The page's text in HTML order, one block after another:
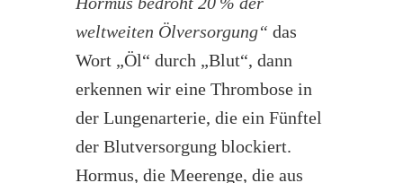
weltweiten Ölversorgung“ das
Wort „Öl“ durch „Blut“, dann
erkennen wir eine Thrombose in
der Lungenarterie, die ein Fünftel
der Blutversorgung blockiert.
Hormus, die Meerenge, die aus